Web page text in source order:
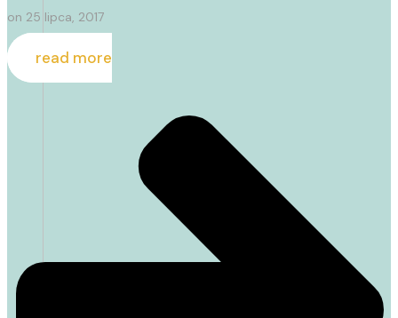
on 25 lipca, 2017
read more